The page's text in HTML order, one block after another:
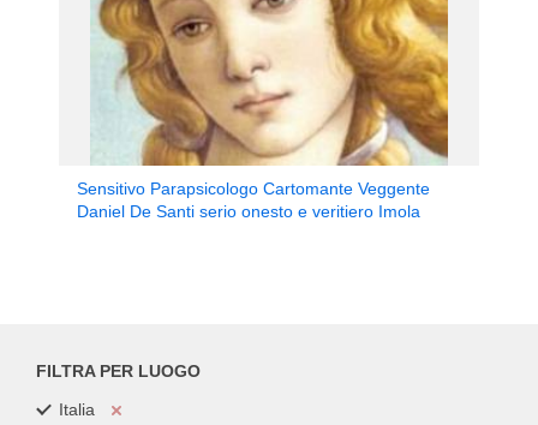
Sensitivo Parapsicologo Cartomante Veggente
Daniel De Santi serio onesto e veritiero Imola
FILTRA PER LUOGO
Italia